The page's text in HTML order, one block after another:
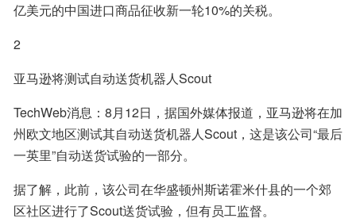
亿美元的中国进口商品征收新一轮10%的关税。
2
亚马逊将测试自动送货机器人Scout
TechWeb消息：8月12日，据国外媒体报道，亚马逊将在加
州欧文地区测试其自动送货机器人Scout，这是该公司“最后
一英里”自动送货试验的一部分。
据了解，此前，该公司在华盛顿州斯诺霍米什县的一个郊
区社区进行了Scout送货试验，但有员工监督。